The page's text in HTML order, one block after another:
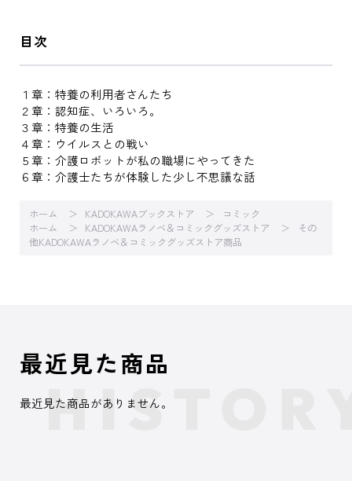
目次
１章：特養の利用者さんたち
２章：認知症、いろいろ。
３章：特養の生活
４章：ウイルスとの戦い
５章：介護ロボットが私の職場にやってきた
６章：介護士たちが体験した少し不思議な話
ホーム KADOKAWAブックストア
コミック
ホーム
KADOKAWAラノベ＆コミックグッズストア
その
他KADOKAWAラノベ＆コミックグッズストア商品
最近見た商品
最近見た商品がありません。